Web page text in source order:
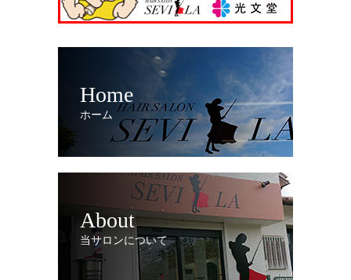
Home
ホーム
About
当サロンについて